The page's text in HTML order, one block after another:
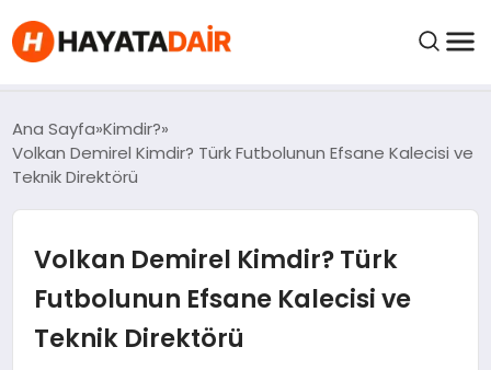
FIYATLAR
HABERLER
İNCELEMELER
Ana Sayfa Kimdir?
Volkan Demirel Kimdir? Türk Futbolunun Efsane Kalecisi ve
Teknik Direktörü
Volkan Demirel Kimdir? Türk
Futbolunun Efsane Kalecisi ve
Teknik Direktörü